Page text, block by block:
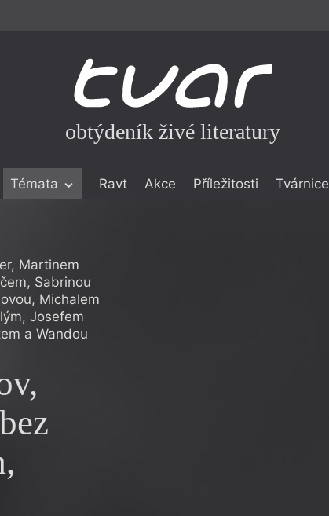
obtýdeník živé literatury
Témata Ravt Akce Příležitosti Tvárnice
Martinem
Sabrinou
Michalem
Josefem
a Wandou